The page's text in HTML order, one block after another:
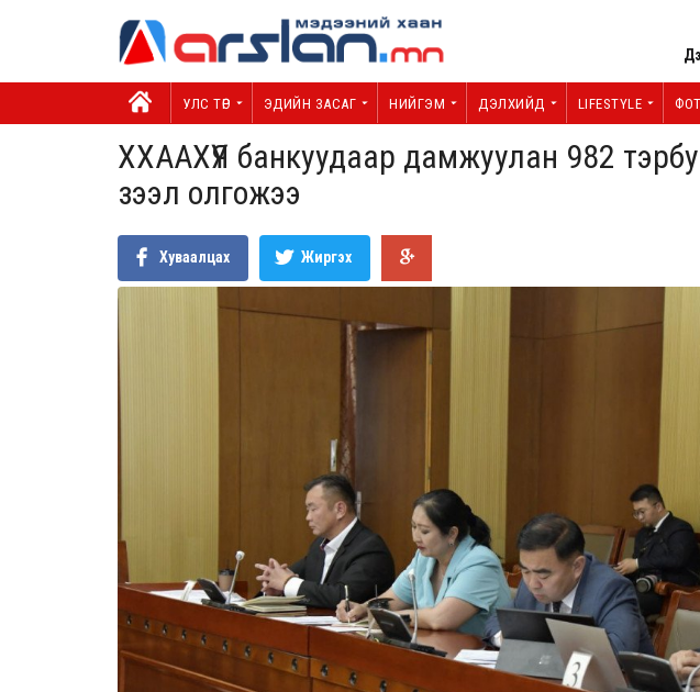
УЛС ТӨР ЭДИЙН ЗАСАГ НИЙГЭМ ДЭЛХИЙД LIFESTYLE
ХХААХҮЯ банкуудаар дамжуулан 982
зээл олгожээ
Хуваалцах Жиргэх